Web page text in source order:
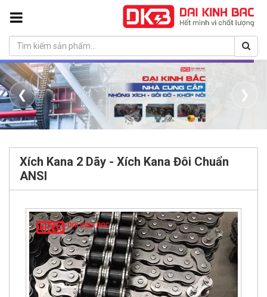
❮ ❯
Xích Kana 2 Dãy - Xích Kana Đôi Chuẩn
ANSI